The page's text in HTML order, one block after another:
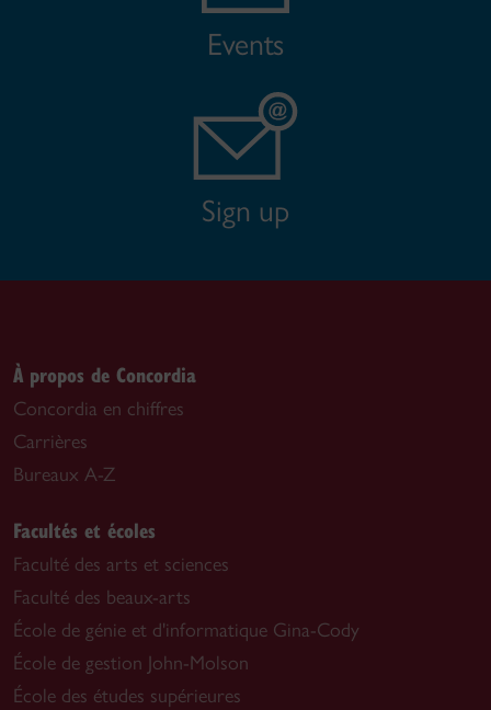
Events
Sign up
À propos de Concordia
Concordia en chiffres
Carrières
Bureaux A-Z
Facultés et écoles
Faculté des arts et sciences
Faculté des beaux-arts
École de génie et d'informatique Gina-Cody
École de gestion John-Molson
École des études supérieures